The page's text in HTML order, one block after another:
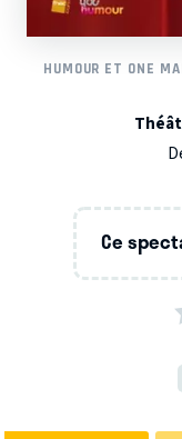
HUMOUR ET ONE
Ce